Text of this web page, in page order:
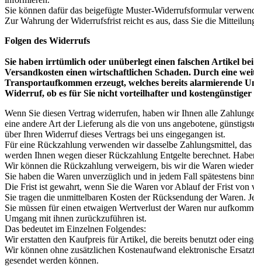
Sie können dafür das beigefügte Muster-Widerrufsformular
Zur Wahrung der Widerrufsfrist reicht es aus, dass Sie die
Folgen des Widerrufs
Sie haben irrtümlich oder unüberlegt einen falschen Artikel
Versandkosten einen wirtschaftlichen Schaden. Durch eine
Transportaufkommen erzeugt, welches bereits alarmierende
Widerruf, ob es für Sie nicht vorteilhafter und
Wenn Sie diesen Vertrag widerrufen, haben wir Ihnen alle
eine andere Art der Lieferung als die von uns angebotene,
über Ihren Widerruf dieses Vertrags bei uns eingegangen ist.
Für eine Rückzahlung verwenden wir dasselbe Zahlungsmittel,
werden Ihnen wegen dieser Rückzahlung Entgelte berechnet.
Wir können die Rückzahlung verweigern, bis wir die Waren
Sie haben die Waren unverzüglich und in jedem Fall spätestens
Die Frist ist gewahrt, wenn Sie die Waren vor Ablauf der Frist von
Sie tragen die unmittelbaren Kosten der Rücksendung der Waren.
Sie müssen für einen etwaigen Wertverlust der Waren nur
Umgang mit ihnen zurückzuführen ist.
Das bedeutet im Einzelnen Folgendes:
Wir erstatten den Kaufpreis für Artikel, die bereits benutzt oder
Wir können ohne zusätzlichen Kostenaufwand elektronische
gesendet werden können.